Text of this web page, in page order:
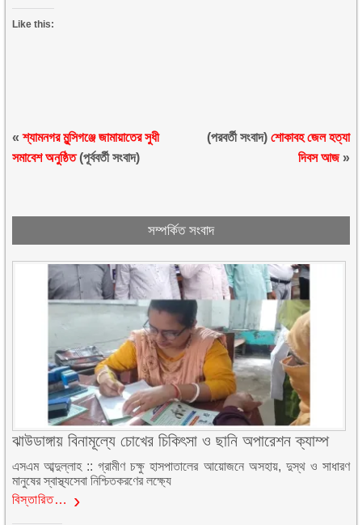
Like this:
«শ্যামনগর মুন্সিগঞ্জে জামায়াতের সুধী
সমাবেশ অনুষ্ঠিত(পূর্ববর্তী সংবাদ)
(পরবর্তী সংবাদ) শোকাবহ জেল হত্যা
দিবস আজ»
সম্পর্কিত সংবাদ
ঝাউডাঙ্গায় বিনামূল্যে চোখের চিকিৎসা ও ছানি অপারেশন ক্যাম্প
এসএম আব্দুল্লাহ :: গ্রামীণ চক্ষু হাসপাতালের আয়োজনে অসহায়, দুস্থ ও সাধারণ
মানুষের স্বাস্থ্যসেবা নিশ্চিতকরণের লক্ষ্যে
বিস্তারিত…